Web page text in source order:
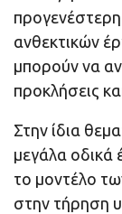
ανθεκτικών
μπορούν να
προκλήσεις
Στην ίδια
μεγάλα οδικά
το μοντέλο
στην τήρηση